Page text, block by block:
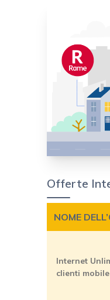
Offerte
NOME
Internet
clienti mobile